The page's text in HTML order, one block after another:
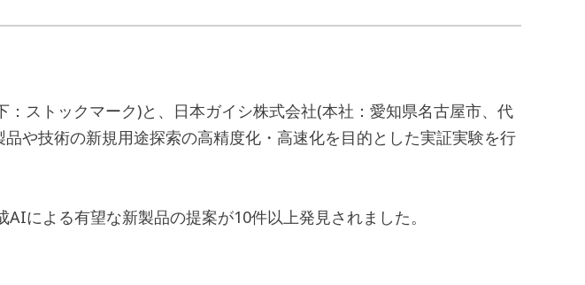
ストックマーク)と、日本ガイシ株式会社(本社：愛知県名古屋市、代
や技術の新規用途探索の高精度化・高速化を目的とした実証実験を行
による有望な新製品の提案が10件以上発見されました。